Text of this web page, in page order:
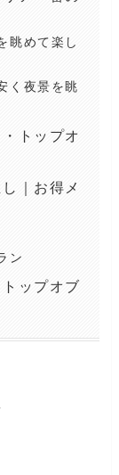
眺めて楽し
く夜景を眺
トップオ
｜お得メ
ン
ップオブ